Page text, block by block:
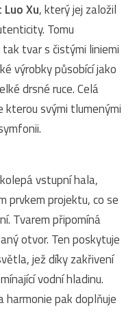
Luo Xu, který jej založil
Tomu
tvar s čistými liniemi
výrobky působící jako
drsné ruce. Celá
kterou svými tlumenými
vstupní hala,
prvkem projektu, co se
Tvarem připomíná
otvor. Ten poskytuje
jež díky zakřivení
vodní hladinu.
harmonie pak doplňuje